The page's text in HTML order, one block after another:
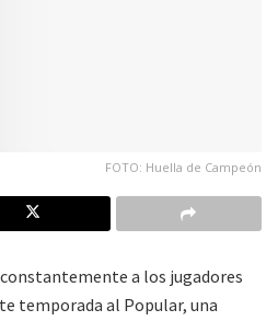
FOTO: Huella de Campeón
a los jugadores
temporada al Popular, una